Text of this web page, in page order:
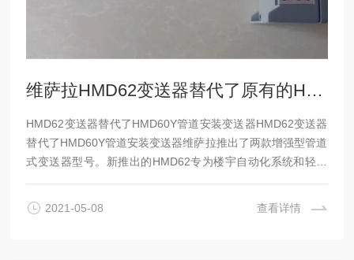
维萨拉HMD62变送器替代了原有的HMD60Y管道安装变送器
HMD62变送器替代了HMD60Y管道安装变送器HMD62变送器
替代了HMD60Y管道安装变送器维萨拉推出了两款增强型管道
式变送器型号。新推出的HMD62专为楼宇自动化系统和轻工
制相对湿度和温度。维萨拉HUMICAP湿度和温度变送器HMD
62针对相对湿度和温度进行了优化，而维萨拉HUMICAP温度
2021-05-08 查看详情